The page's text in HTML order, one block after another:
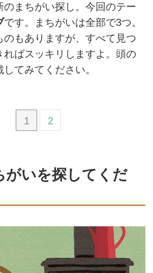
のまちがい探し。今回のテー
です。まちがいは全部で3つ。
のもありますが、すべて見つ
ればスッキリしますよ。頭の
てみてください。
1 2
がいを探してくだ